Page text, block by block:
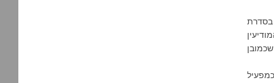
בסדרת